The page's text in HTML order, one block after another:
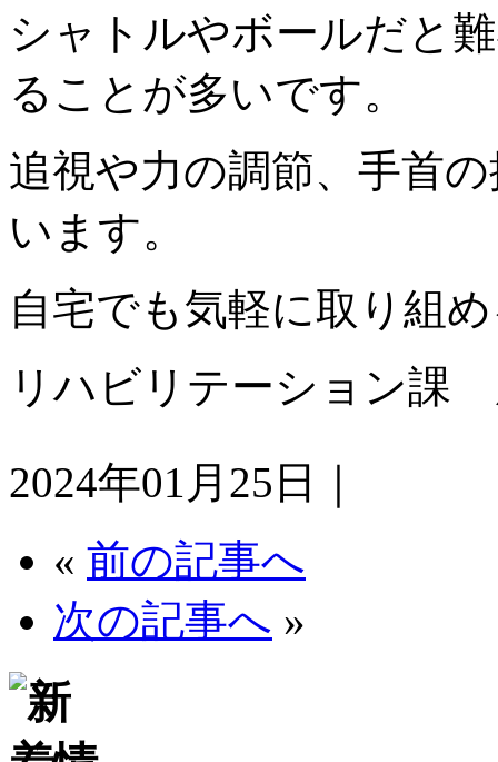
シャトルやボールだと
ることが多いです。
追視や力の調節、手首
います。
自宅でも気軽に取り組
リハビリテーション課
2024年01月25日｜
« 前の記事へ
次の記事へ »